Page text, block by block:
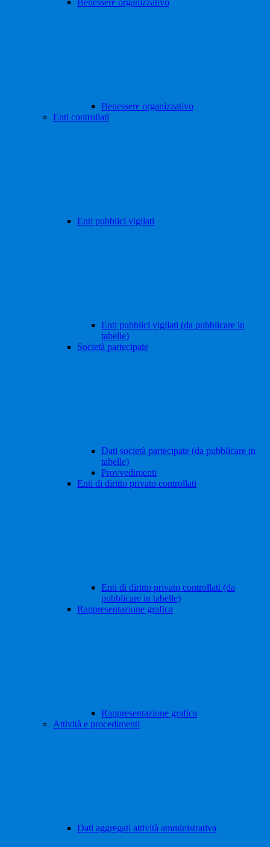
Benessere organizzativo
Benessere organizzativo
Enti controllati
Enti pubblici vigilati
Enti pubblici vigilati (da pubblicare in
tabelle)
Società partecipate
Dati società partecipate (da pubblicare in
tabelle)
Provvedimenti
Enti di diritto privato controllati
Enti di diritto privato controllati (da
pubblicare in tabelle)
Rappresentazione grafica
Rappresentazione grafica
Attività e procedimenti
Dati aggregati attività amministrativa